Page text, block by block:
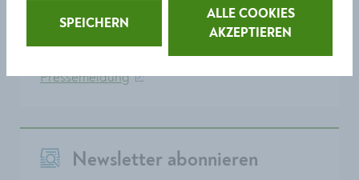
Instagram
Facebook
Pressemeldung
Newsletter abonnieren
SPEICHERN
ALLE COOKIES
AKZEPTIEREN